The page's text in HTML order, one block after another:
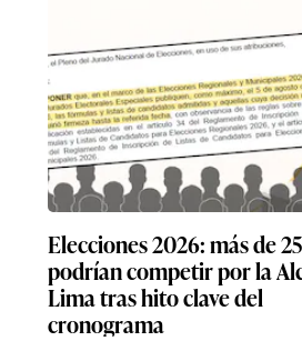
Elecciones 2026: más de
podrían competir por la
Lima tras hito clave del
cronograma